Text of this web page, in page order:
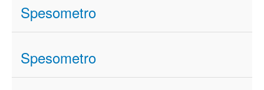
Spesometro
Spesometro